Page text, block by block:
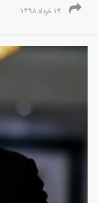
۱۴ خرداد ۱۳۹۸